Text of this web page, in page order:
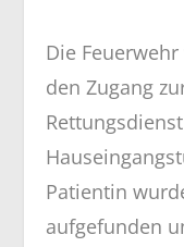
Die
den Zugang
Patientin
aufgefunden